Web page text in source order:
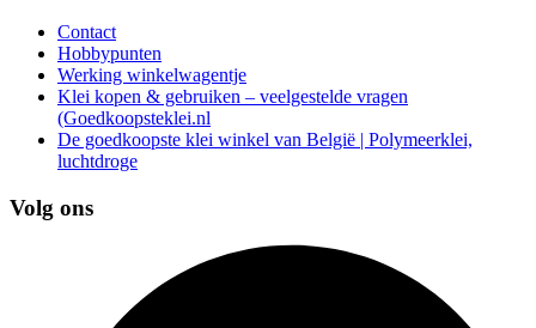
Contact
Hobbypunten
Werking winkelwagentje
Klei kopen & gebruiken – veelgestelde vragen
(Goedkoopsteklei.nl
De goedkoopste klei winkel van België | Polymeerklei,
luchtdroge
Volg ons